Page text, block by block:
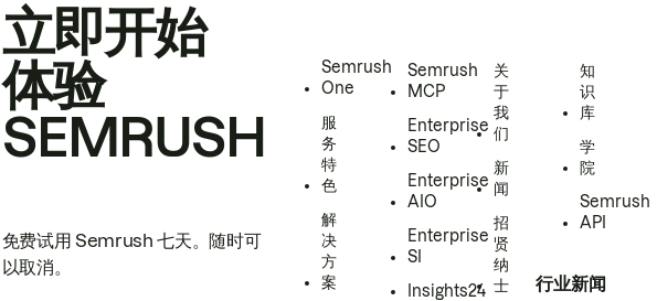
立即开始
体验
SEMRUSH
免费试用 Semrush 七天。随时可
以取消。
Semrush
One
服
务
特
色
解
决
方
案
Semrush
MCP
Enterprise
SEO
Enterprise
AIO
Enterprise
SI
Insights24
关
于
我
们
新
闻
招
贤
纳
士
知
识
库
学
院
Semrush
API
行业新闻